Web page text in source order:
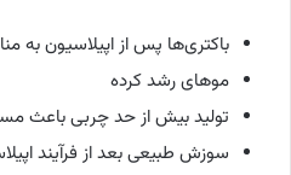
باکتری‌ها پس از اپیلاسیون به
موهای رشد کرده
تولید بیش از حد چربی باعث
سوزش طبیعی بعد از فرآیند